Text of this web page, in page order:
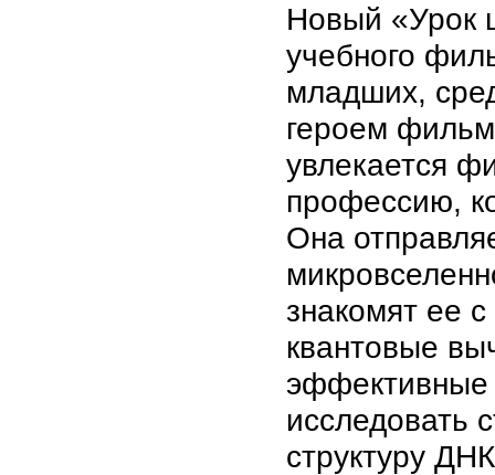
Новый «Урок
учебного
младших,
героем
увлекается
профессию,
Она
знакомят ее
квантовые
эффективные
исследовать
структуру